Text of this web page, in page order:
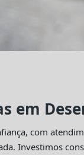
em
com
Investimos